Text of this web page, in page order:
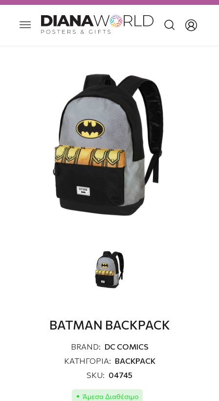
BATMAN BACKPACK
BRAND: DC COMICS
ΚΑΤΗΓΟΡΙΑ: BACKPACK
SKU: 04745
Άμεσα Διαθέσιμο